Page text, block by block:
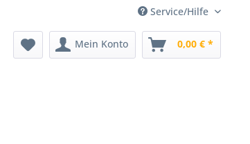
Service/Hilfe
Mein Konto 0,00 € *